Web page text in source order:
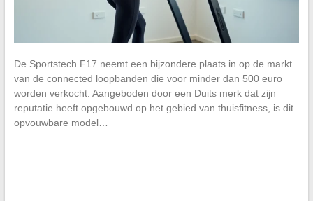
De Sportstech F17 neemt een bijzondere plaats in op de markt
van de connected loopbanden die voor minder dan 500 euro
worden verkocht. Aangeboden door een Duits merk dat zijn
reputatie heeft opgebouwd op het gebied van thuisfitness, is dit
opvouwbare model…